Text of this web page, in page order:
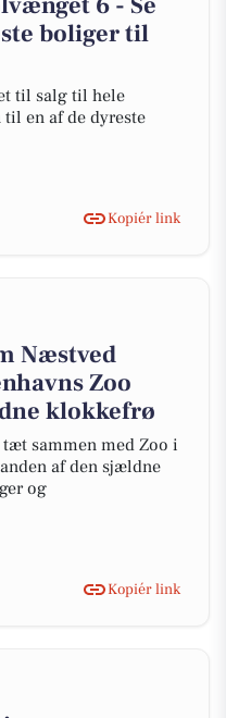
boliger til
til salg til hele
en af de dyreste
Kopiér link
Næstved
Zoo
klokkefrø
sammen med Zoo i
af den sjældne
og
Kopiér link